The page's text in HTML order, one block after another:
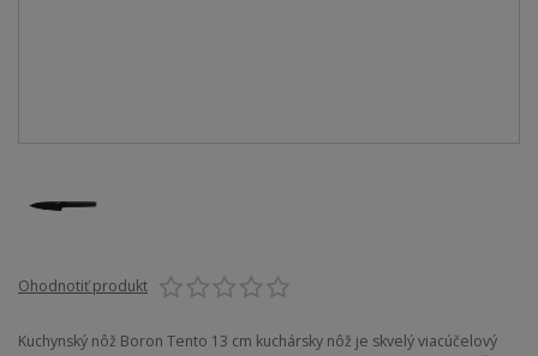
Ohodnotiť produkt
Kuchynský nôž Boron Tento 13 cm kuchársky nôž je skvelý viacúčelový